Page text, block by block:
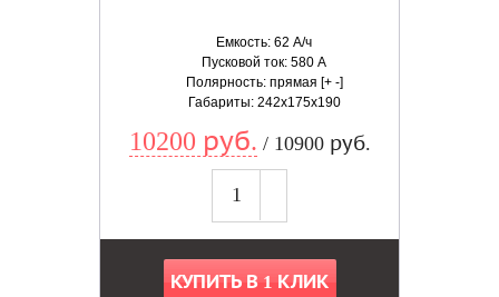
Емкость: 62 А/ч
Пусковой ток: 580 А
Полярность: прямая [+ -]
Габариты: 242x175x190
10200 руб. / 10900 руб.
КУПИТЬ В 1 КЛИК